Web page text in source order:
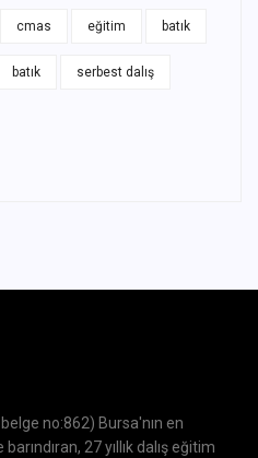
cmas eğitim batık
batık serbest dalış
no:862) Bursa'nın en
27 yıllık dalış eğitim